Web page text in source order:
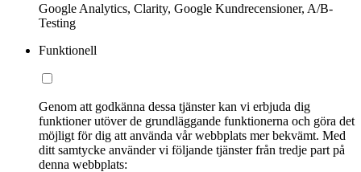
Google Analytics, Clarity, Google Kundrecensioner, A/B-
Testing
Funktionell
Genom att godkänna dessa tjänster kan vi erbjuda dig
funktioner utöver de grundläggande funktionerna och göra det
möjligt för dig att använda vår webbplats mer bekvämt. Med
ditt samtycke använder vi följande tjänster från tredje part på
denna webbplats: